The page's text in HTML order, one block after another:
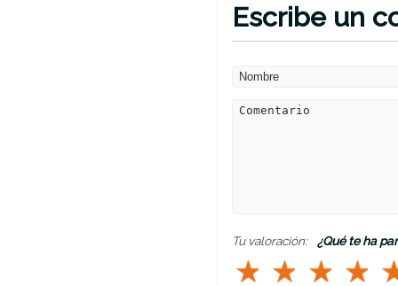
Escribe un
Tu valoración: ¿Qué te ha